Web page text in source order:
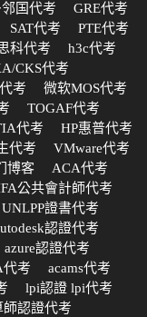
邻国代考
GRE代考
SAT代考
PTE代考
科代考
h3c代考
CKS代考
考
微软MOS代考
TOGAF代考
代考
HP惠普代考
代考
VMware代考
博客
ACA代考
公共會計師代考
UNLPP證書代考
認證代考
azure認證代考
代考
acams代考
lpi認證 lpi代考
師認證代考